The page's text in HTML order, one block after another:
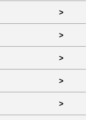
>
>
>
>
>